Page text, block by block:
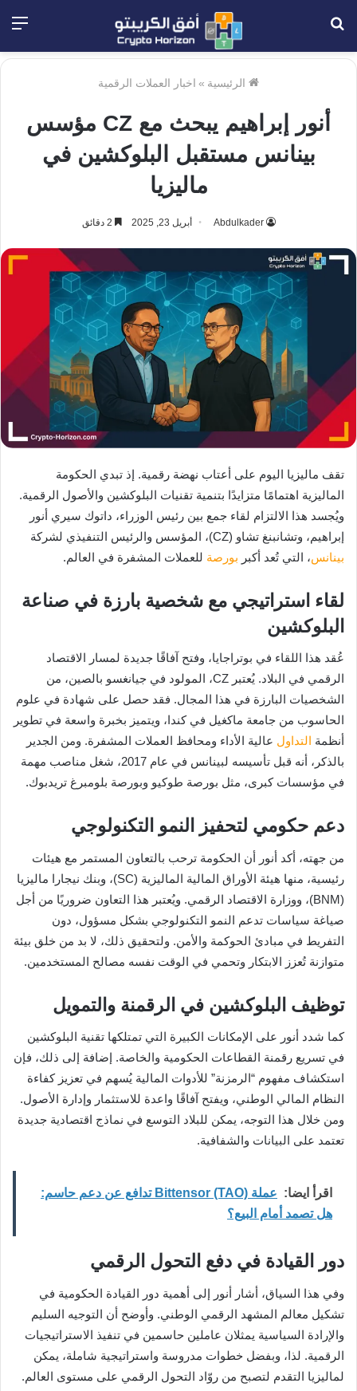
الرئيسية » اخبار العملات الرقمية
أنور إبراهيم يبحث مع CZ مؤسس
بينانس مستقبل البلوكشين في
ماليزيا
Abdulkader أبريل 23, 2025
تقف ماليزيا اليوم على أعتاب نهضة رقمية. إذ تبدي الحكومة
الماليزية اهتمامًا متزايدًا بتنمية تقنيات البلوكشين والأصول الرقمية.
ويُجسد هذا الالتزام لقاء جمع بين رئيس الوزراء، داتوك سيري أنور
إبراهيم، وتشانبنغ تشاو (CZ)، المؤسس والرئيس التنفيذي لشركة
بينانس، التي تُعد أكبر بورصة للعملات المشفرة في العالم.
لقاء استراتيجي مع شخصية بارزة في صناعة
البلوكشين
عُقد هذا اللقاء في بوتراجايا، وفتح آفاقًا جديدة لمسار الاقتصاد
الرقمي في البلاد. يُعتبر CZ، المولود في جيانغسو بالصين، من
الشخصيات البارزة في هذا المجال. فقد حصل على شهادة في علوم
الحاسوب من جامعة ماكغيل في كندا، ويتميز بخبرة واسعة في تطوير
أنظمة التداول عالية الأداء ومحافظ العملات المشفرة. ومن الجدير
بالذكر، أنه قبل تأسيسه لبينانس في عام 2017، شغل مناصب مهمة
في مؤسسات كبرى، مثل بورصة طوكيو وبورصة بلومبرغ تريدبوك.
دعم حكومي لتحفيز النمو التكنولوجي
من جهته، أكد أنور أن الحكومة ترحب بالتعاون المستمر مع هيئات
رئيسية، منها هيئة الأوراق المالية الماليزية (SC)، وبنك نيجارا ماليزيا
(BNM)، ووزارة الاقتصاد الرقمي. ويُعتبر هذا التعاون ضروريًا من أجل
صياغة سياسات تدعم النمو التكنولوجي بشكل مسؤول، دون
التفريط في مبادئ الحوكمة والأمن. ولتحقيق ذلك، لا بد من خلق بيئة
متوازنة تُعزز الابتكار وتحمي في الوقت نفسه مصالح المستخدمين.
توظيف البلوكشين في الرقمنة والتمويل
كما شدد أنور على الإمكانات الكبيرة التي تمتلكها تقنية البلوكشين
في تسريع رقمنة القطاعات الحكومية والخاصة. إضافة إلى ذلك، فإن
استكشاف مفهوم “الرمزنة” للأدوات المالية يُسهم في تعزيز كفاءة
النظام المالي الوطني، ويفتح آفاقًا واعدة للاستثمار وإدارة الأصول.
ومن خلال هذا التوجه، يمكن للبلاد التوسع في نماذج اقتصادية جديدة
تعتمد على البيانات والشفافية.
اقرأ ايضا:
عملة Bittensor (TAO) تدافع عن دعم حاسم:
هل تصمد أمام البيع؟
دور القيادة في دفع التحول الرقمي
وفي هذا السياق، أشار أنور إلى أهمية دور القيادة الحكومية في
تشكيل معالم المشهد الرقمي الوطني. وأوضح أن التوجيه السليم
والإرادة السياسية يمثلان عاملين حاسمين في تنفيذ الاستراتيجيات
الرقمية. لذا، وبفضل خطوات مدروسة واستراتيجية شاملة، يمكن
لماليزيا التقدم لتصبح من روّاد التحول الرقمي على مستوى العالم.